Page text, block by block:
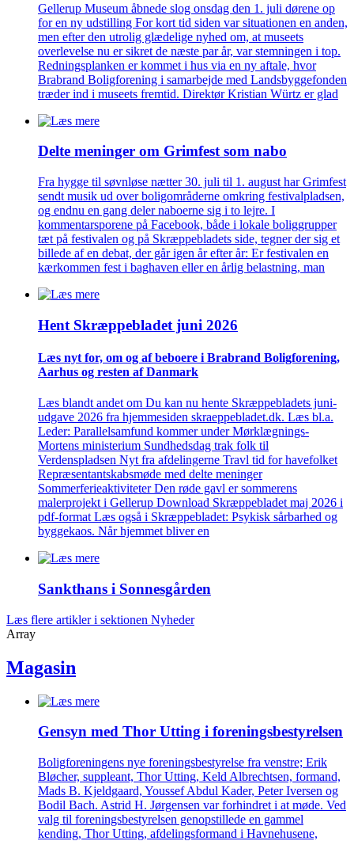
Gellerup Museum åbnede slog onsdag den 1. juli dørene op
for en ny udstilling For kort tid siden var situationen en anden,
men efter den utrolig glædelige nyhed om, at museets
overlevelse nu er sikret de næste par år, var stemningen i top.
Redningsplanken er kommet i hus via en ny aftale, hvor
Brabrand Boligforening i samarbejde med Landsbyggefonden
træder ind i museets fremtid. Direktør Kristian Würtz er glad
Delte meninger om Grimfest som nabo
Fra hygge til søvnløse nætter 30. juli til 1. august har Grimfest
sendt musik ud over boligområderne omkring festivalpladsen,
og endnu en gang deler naboerne sig i to lejre. I
kommentarsporene på Facebook, både i lokale boliggrupper
tæt på festivalen og på Skræppebladets side, tegner der sig et
billede af en debat, der går igen år efter år: Er festivalen en
kærkommen fest i baghaven eller en årlig belastning, man
Hent Skræppe­bladet juni 2026
Læs nyt for, om og af beboere i Brabrand Bolig­forening,
Aarhus og resten af Danmark
Læs blandt andet om Du kan nu hente Skræppebladets juni-
udgave 2026 fra hjemmesiden skraeppebladet.dk. Læs bl.a.
Leder: Parallelsamfund kommer under Mørklægnings-
Mortens ministerium Sundhedsdag trak folk til
Verdenspladsen Nyt fra afdelingerne Travl tid for havefolket
Repræsentantskabsmøde med delte meninger
Sommerferieaktiviteter Den røde gavl er sommerens
malerprojekt i Gellerup Download Skræppebladet maj 2026 i
pdf-format Læs også i Skræppebladet: Psykisk sårbarhed og
byggekaos. Når hjemmet bliver en
Sankthans i Sonnes­gården
Læs flere artikler i sektionen Nyheder
Array
Magasin
Gensyn med Thor Utting i forenings­bestyrelsen
Boligforeningens nye foreningsbestyrelse fra venstre; Erik
Bløcher, suppleant, Thor Utting, Keld Albrechtsen, formand,
Mads B. Kjeldgaard, Youssef Abdul Kader, Peter Iversen og
Bodil Bach. Astrid H. Jørgensen var forhindret i at møde. Ved
valg til foreningsbestyrelsen genopstillede en gammel
kending, Thor Utting, afdelingsformand i Havnehusene,